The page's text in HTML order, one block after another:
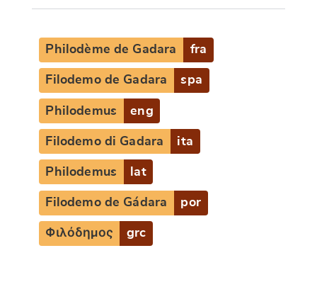
Philodème de Gadara fra
Filodemo de Gadara spa
Philodemus eng
Filodemo di Gadara ita
Philodemus lat
Filodemo de Gádara por
Φιλόδημος grc